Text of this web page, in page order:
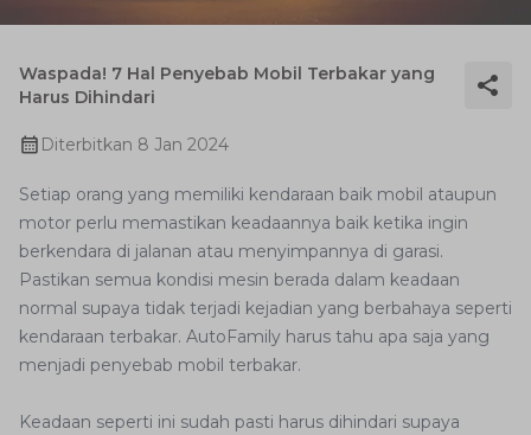
Waspada! 7 Hal Penyebab Mobil Terbakar yang
Harus Dihindari
Diterbitkan 8 Jan 2024
Setiap orang yang memiliki kendaraan baik mobil ataupun
motor perlu memastikan keadaannya baik ketika ingin
berkendara di jalanan atau menyimpannya di garasi.
Pastikan semua kondisi mesin berada dalam keadaan
normal supaya tidak terjadi kejadian yang berbahaya seperti
kendaraan terbakar. AutoFamily harus tahu apa saja yang
menjadi penyebab mobil terbakar.
Keadaan seperti ini sudah pasti harus dihindari supaya